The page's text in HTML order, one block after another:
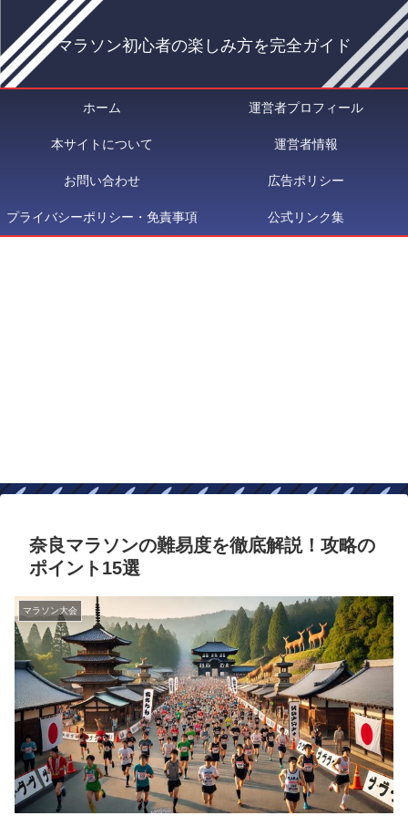
マラソン初心者の楽しみ方を完全ガイド
ホーム 運営者プロフィール
本サイトについて 運営者情報
お問い合わせ 広告ポリシー
プライバシーポリシー・免責事項 公式リンク集
奈良マラソンの難易度を徹底解説！攻略の
ポイント15選
マラソン大会